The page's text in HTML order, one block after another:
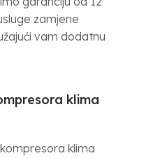
zamjene
vam dodatnu
klima
klima